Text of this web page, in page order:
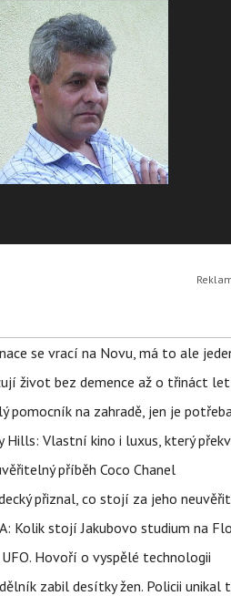
se vrací na Novu, má to ale
život bez demence až o třináct let
pomocník na zahradě, jen je
Hills: Vlastní kino i luxus, který
příběh Coco Chanel
přiznal, co stojí za jeho
Kolik stojí Jakubovo studium na
Hovoří o vyspělé technologii
zabil desítky žen. Policii